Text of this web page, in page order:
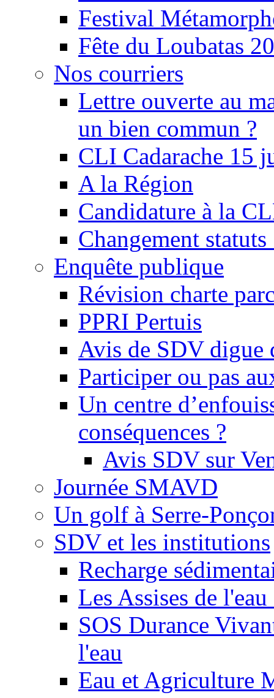
Festival
Fête du Loubatas
Nos courriers
Lettre ouverte au
un bien commun ?
CLI Cadarache 15
A la Région
Candidature à la
Changement
Enquête publique
Révision charte
PPRI Pertuis
Avis de SDV digue
Participer ou pas
Un centre
conséquences ?
Avis SDV sur
Journée SMAVD
Un golf à Serre-
SDV et les institutions
Recharge
Les Assises de
SOS Durance
l'eau
Eau et Agriculture